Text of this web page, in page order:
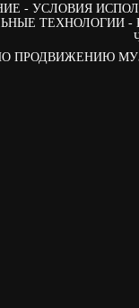
УСЛОВИЯ
ТЕХНОЛОГИИ
ПО ПРОДВИЖЕНИЮ